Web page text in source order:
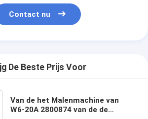
Contact nu
De Beste Prijs Voor
Van de het Malenmachine van
W6-20A 2800874 van de de